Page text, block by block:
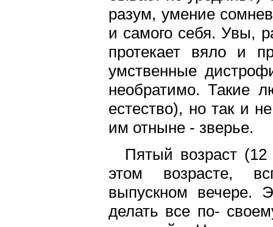
разум, умение
и самого себя. Увы,
протекает вяло и
умственные
необратимо. Такие
естество), но так и
им отныне - зверье.
Пятый возраст
этом возрасте,
выпускном вечере.
делать все по-